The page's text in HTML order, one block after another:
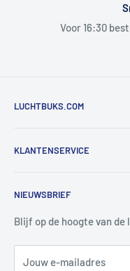
Voor 16:30
LUCHTBUKS.COM
Utrechtlaan 9
Tel:+31 6 345 30 448
Mail:
KLANTENSERVICE
Informatie
Privacybeleid
Verzendbeleid
NIEUWSBRIEF
Blijf op de hoogte van
Jouw e-mailadres